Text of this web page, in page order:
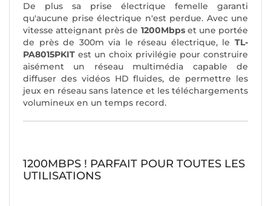
De plus sa prise électrique femelle garanti
qu'aucune prise électrique n'est perdue. Avec une
vitesse atteignant près de 1200Mbpset une portée
de près de 300m via le réseau électrique, le TL-
PA8015PKIT est un choix privilégie pour construire
aisément un réseau multimédia capable de
diffuser des vidéos HD fluides, de permettre les
jeux en réseau sans latence et les téléchargements
volumineux en un temps record.
1200MBPS ! PARFAIT POUR TOUTES LES
UTILISATIONS